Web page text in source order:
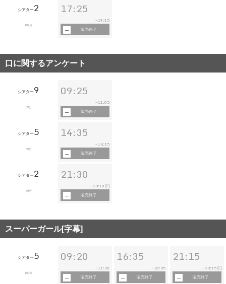
シアター2
102分
17:25
~19:15
販売終了
口に関するアンケート
シアター9
89分
09:25
~11:05
販売終了
シアター5
89分
14:35
~16:15
販売終了
シアター2
89分
21:30
~ 23:10 [L]
販売終了
スーパーガール[字幕]
シアター5
109分
09:20
~11:20
販売終了
16:35
~18:35
販売終了
21:15
~ 23:15 [L]
販売終了